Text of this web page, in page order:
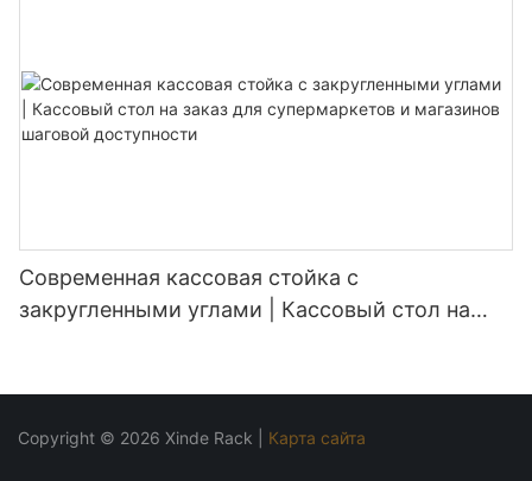
Современная кассовая стойка с
закругленными углами | Кассовый стол на
Copyright © 2026 Xinde Rack | Карта сайта